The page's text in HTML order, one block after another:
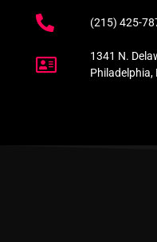
(215) 425-
1341 N.
Philadelphia,